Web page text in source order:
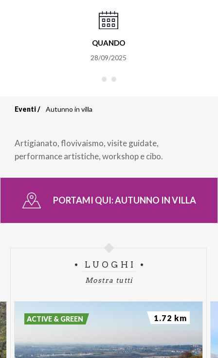
QUANDO
28/09/2025
di
pane
Eventi Autunno in villa
Artigianato, flovivaismo, visite guidate,
performance artistiche, workshop e cibo.
PORTAMI QUI:AUTUNNO IN VILLA
LUOGHI
Mostra tutti
ACTIVE & GREEN 1.72 km